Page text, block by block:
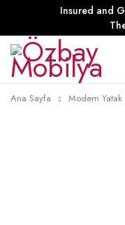
Insured and
Ana Sayfa Modern Yatak